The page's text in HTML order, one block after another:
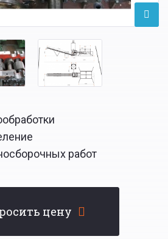
работ
цену